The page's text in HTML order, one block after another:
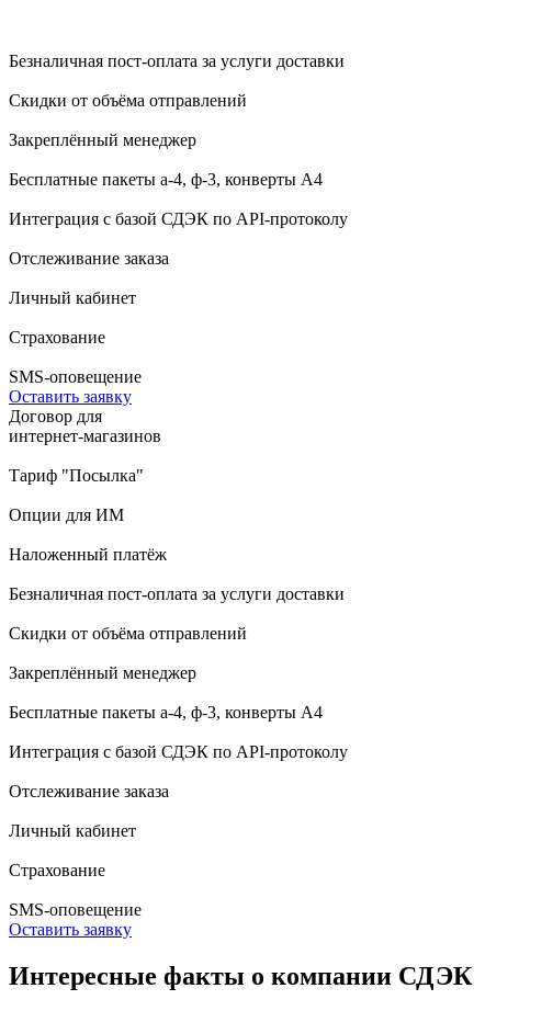
Безналичная пост-оплата за услуги доставки
Скидки от объёма отправлений
Закреплённый менеджер
Бесплатные пакеты а-4, ф-3, конверты А4
Интеграция с базой СДЭК по API-протоколу
Отслеживание заказа
Личный кабинет
Страхование
SMS-оповещение
Оставить заявку
Договор для
интернет-магазинов
Тариф "Посылка"
Опции для ИМ
Наложенный платёж
Безналичная пост-оплата за услуги доставки
Скидки от объёма отправлений
Закреплённый менеджер
Бесплатные пакеты а-4, ф-3, конверты А4
Интеграция с базой СДЭК по API-протоколу
Отслеживание заказа
Личный кабинет
Страхование
SMS-оповещение
Оставить заявку
Интересные факты о компании СДЭК